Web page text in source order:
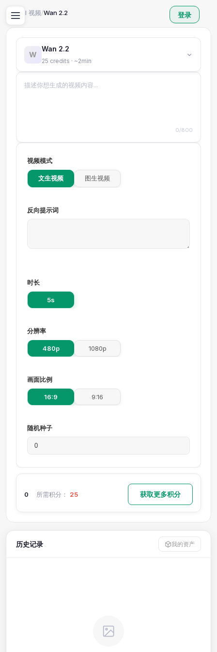
首页/ AI 视频/Wan 2.2
W
Wan 2.2
25 credits · ~2min
0/800
视频模式
文生视频 图生视频
反向提示词
时长
5s
分辨率
480p 1080p
画面比例
16:9 9:16
随机种子
0 所需积分： 25 获取更多积分
历史记录 我的资产
登录